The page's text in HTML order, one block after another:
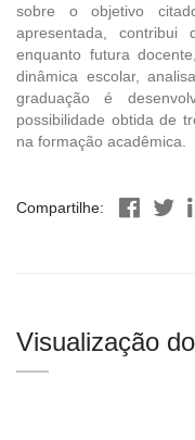
sobre o objetivo
apresentada, contribui
enquanto futura
dinâmica escolar,
graduação é
possibilidade obtida de
na formação acadêmica.
Compartilhe:
Visualização